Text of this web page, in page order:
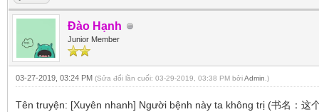
Đào Hạnh
Junior Member
03-27-2019, 03:24 PM (Sửa đổi lần cuối: 03-29-2019, 03:38 PM bởiAdmin .)
Tên truyện: [Xuyên nhanh] Người bệnh này ta không trị (书名：这